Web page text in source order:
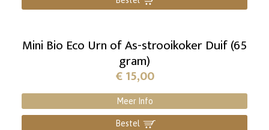
Mini Bio Eco Urn of As-strooikoker Duif (65
gram)
€15,00
Meer Info
Bestel ]